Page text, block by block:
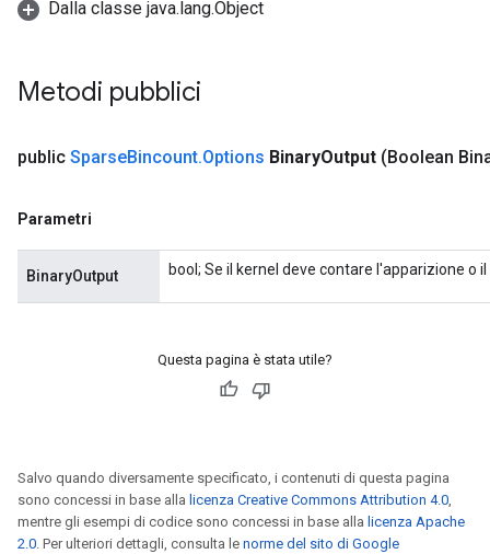
Dalla classe java.lang.Object
Metodi pubblici
public SparseBincount.Options BinaryOutput (Boolean
Parametri
BinaryOutput bool; Se il kernel deve contare l'apparizione o
Questa pagina è stata utile?
Salvo quando diversamente specificato, i contenuti di questa pagina
sono concessi in base alla licenza Creative Commons Attribution 4.0,
mentre gli esempi di codice sono concessi in base alla licenza Apache
2.0. Per ulteriori dettagli, consulta le norme del sito di Google